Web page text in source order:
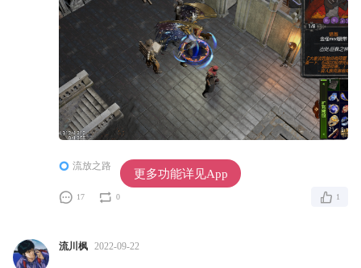
流放之路 POE近30天仅20%好评
17 0 1
流川枫 2022-09-22
更多功能详见App